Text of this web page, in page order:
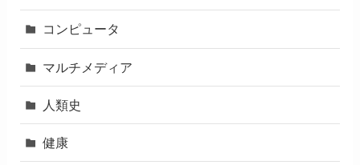
コンピュータ
マルチメディア
人類史
健康